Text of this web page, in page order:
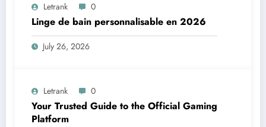
Letrank 0
Linge de bain personnalisable en 2026
July 26, 2026
Letrank 0
Your Trusted Guide to the Official Gaming
Platform